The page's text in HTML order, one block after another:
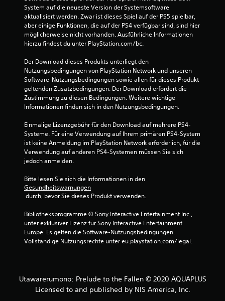
System auf die neueste Version der Systemsoftware
aktualisiert werden. Zwar ist dieses Spiel auf der PS5 spielbar,
aber einige Funktionen, die auf der PS4 verfügbar sind, sind hier
möglicherweise nicht vorhanden. Ausführliche Informationen
hierzu findest du unter PlayStation.com/bc.
Der Download dieses Produkts unterliegt den
Nutzungsbedingungen von PlayStation Network und unseren
Software-Nutzungsbedingungen sowie allen für dieses Produkt
geltenden Zusatzbedingungen. Der Download erfordert die
Zustimmung zu diesen Bedingungen. Weitere wichtige
Informationen finden sich in den Nutzungsbedingungen.
Einmalige Lizenzgebühr für den Download auf mehrere PS4-
Systeme. Für eine Verwendung auf Ihrem primären PS4-System
ist keine Anmeldung im PlayStation Network erforderlich, für die
Verwendung auf anderen PS4-Systemen müssen Sie sich
jedoch anmelden.
Bitte lesen Sie sich die Informationen in den
Gesundheitswarnungen
durch, bevor Sie dieses Produkt verwenden.
Bibliotheksprogramme © Sony Interactive Entertainment Inc.,
unter exklusiver Lizenz für Sony Interactive Entertainment
Europe. Es gelten die Software-Nutzungsbedingungen.
Vollständige Nutzungsrechte unter eu.playstation.com/legal.
Utawarerumono: Prelude to the Fallen ©︎ 2020 AQUAPLUS
Licensed to and published by NIS America, Inc.